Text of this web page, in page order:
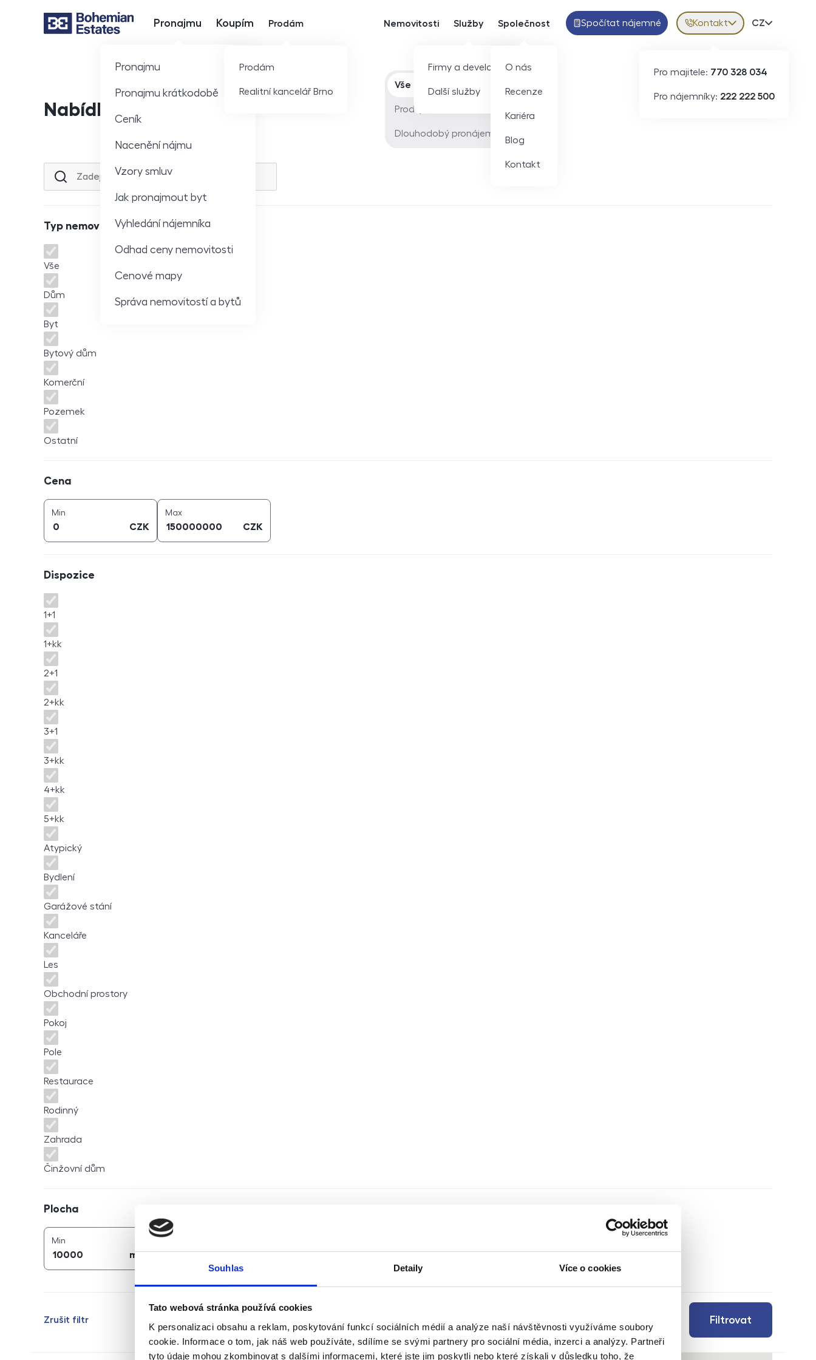
Souhlas Detaily Více o cookies
Tato webová stránka používá cookies
K personalizaci obsahu a reklam, poskytování funkcí sociálních médií a analýze naší návštěvnosti využíváme soubory
cookie. Informace o tom, jak náš web používáte, sdílíme se svými partnery pro sociální média, inzerci a analýzy. Partneři
tyto údaje mohou zkombinovat s dalšími informacemi, které jste jim poskytli nebo které získali v důsledku toho, že
Hlavní nabídka
Pronajmu
Pronajmu
Pronajmu krátkodobě
Ceník
Nacenění nájmu
Vzory smluv
Jak pronajmout byt
Vyhledání nájemníka
Odhad ceny nemovitosti
Cenové mapy
Správa nemovitostí a bytů
Koupím Prodám
Prodám
Realitní kancelář Brno
Nemovitosti Služby
Firmy a developeři
Další služby
Společnost
O nás
Recenze
Kariéra
Blog
Kontakt
Spočítat nájemné Kontakt
Pro majitele: 770 328 034
Pro nájemníky: 222 222 500
Volba
CZ
Nabídka nemovitostí
Typ nabídky
Vše
Prodej
Dlouhodobý pronájem
Lokalita nebo ulice
Typ nemovitosti
Typ nemovitosti
Vše
Dům
Byt
Bytový dům
Komerční
Pozemek
Ostatní
Cena
Min
CZK
Maxcena (
CZK
Dispozice
Dispozice
1+1
1+kk
2+1
2+kk
3+1
3+kk
4+kk
5+kk
Atypický
Bydlení
Garážové stání
Kanceláře
Les
Obchodní prostory
Pokoj
Pole
Restaurace
Rodinný
Zahrada
Činžovní dům
Plocha
Min
m2 m2
Filtrovat
Zrušit filtr